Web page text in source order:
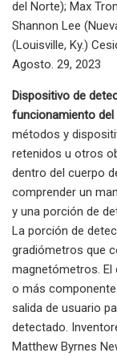
del Norte); Max
Shannon Lee
(Louisville, Ky.)
Agosto. 29, 2023
Dispositivo de
funcionamiento del
métodos y
retenidos u otros
dentro del cuerpo
comprender un
y una porción de
La porción de
gradiómetros que
magnetómetros. El
o más
salida de usuario
detectado.
Matthew Byrnes